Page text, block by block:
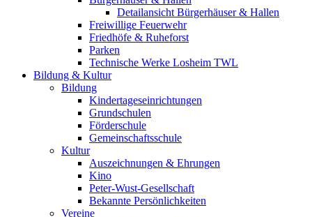
Detailansicht Bürgerhäuser & Hallen
Freiwillige Feuerwehr
Friedhöfe & Ruheforst
Parken
Technische Werke Losheim TWL
Bildung & Kultur
Bildung
Kindertageseinrichtungen
Grundschulen
Förderschule
Gemeinschaftsschule
Kultur
Auszeichnungen & Ehrungen
Kino
Peter-Wust-Gesellschaft
Bekannte Persönlichkeiten
Vereine